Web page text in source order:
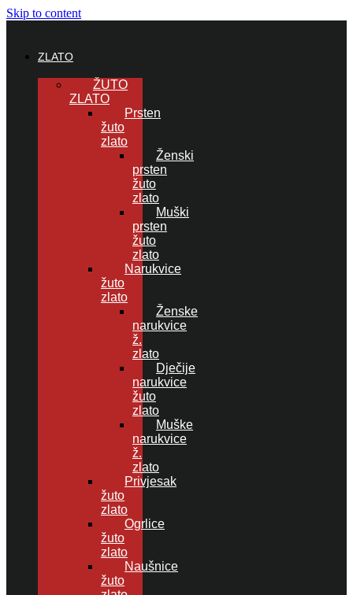
Skip to content
ZLATO
ŽUTO
ZLATO
Prsten
žuto
zlato
Ženski
prsten
žuto
zlato
Muški
prsten
žuto
zlato
Narukvice
žuto
zlato
Ženske
narukvice
ž.
zlato
Dječije
narukvice
žuto
zlato
Muške
narukvice
ž.
zlato
Privjesak
žuto
zlato
Ogrlice
žuto
zlato
Naušnice
žuto